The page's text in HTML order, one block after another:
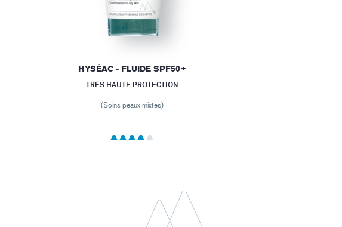
HYSÉAC - FLUIDE SPF50+
TRÈS HAUTE PROTECTION
(Soins peaux mixtes)